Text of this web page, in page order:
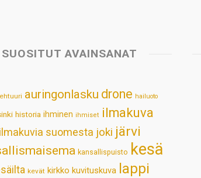
SUOSITUT AVAINSANAT
auringonlasku drone hailuoto
historia ihminen ihmiset ilmakuva
ilmakuvia suomesta joki järvi
kansallispuisto kesä
kevät kirkko kuvituskuva lappi